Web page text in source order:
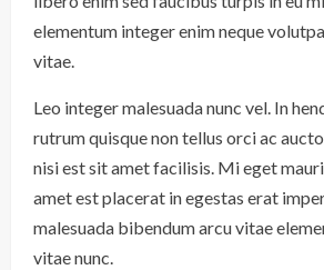
elementum integer enim neque
vitae.
Leo integer malesuada nunc vel. In
rutrum quisque non tellus orci ac
nisi est sit amet facilisis. Mi eget
amet est placerat in egestas erat
malesuada bibendum arcu vitae
vitae nunc.